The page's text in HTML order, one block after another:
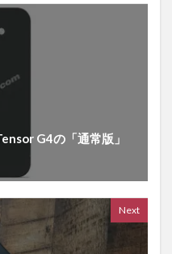
G4の「通常版」
Next